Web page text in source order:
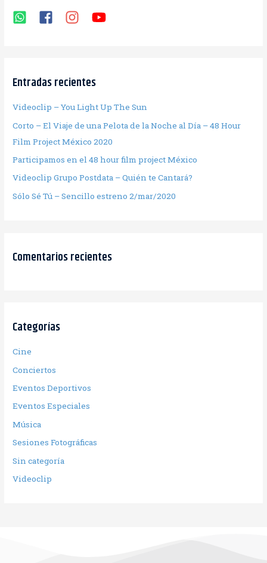
Entradas recientes
Videoclip – You Light Up The Sun
Corto – El Viaje de una Pelota de la Noche al Día – 48 Hour
Film Project México 2020
Participamos en el 48 hour film project México
Videoclip Grupo Postdata – Quién te Cantará?
Sólo Sé Tú – Sencillo estreno 2/mar/2020
Comentarios recientes
Categorías
Cine
Conciertos
Eventos Deportivos
Eventos Especiales
Música
Sesiones Fotográficas
Sin categoría
Videoclip